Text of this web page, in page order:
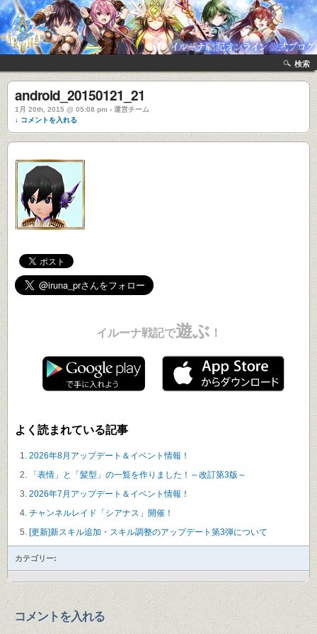
検索
android_20150121_21
1月 20th, 2015 @ 05:08 pm › 運営チーム
↓ コメントを入れる
イルーナ戦記で遊ぶ ！
よく読まれている記事
2026年8月アップデート＆イベント情報！
「表情」と「髪型」の一覧を作りました！～改訂第3版～
2026年7月アップデート＆イベント情報！
チャンネルレイド「シアナス」開催！
[更新]新スキル追加・スキル調整のアップデート第3弾について
カテゴリー:
コメントを入れる